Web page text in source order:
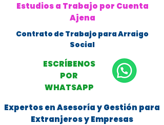
Estudios a Trabajo por Cuenta
Ajena
Contrato de Trabajo para Arraigo
Social
ESCRÍBENOS
POR
WHATSAPP
Expertos en Asesoría y Gestión para
Extranjeros y Empresas